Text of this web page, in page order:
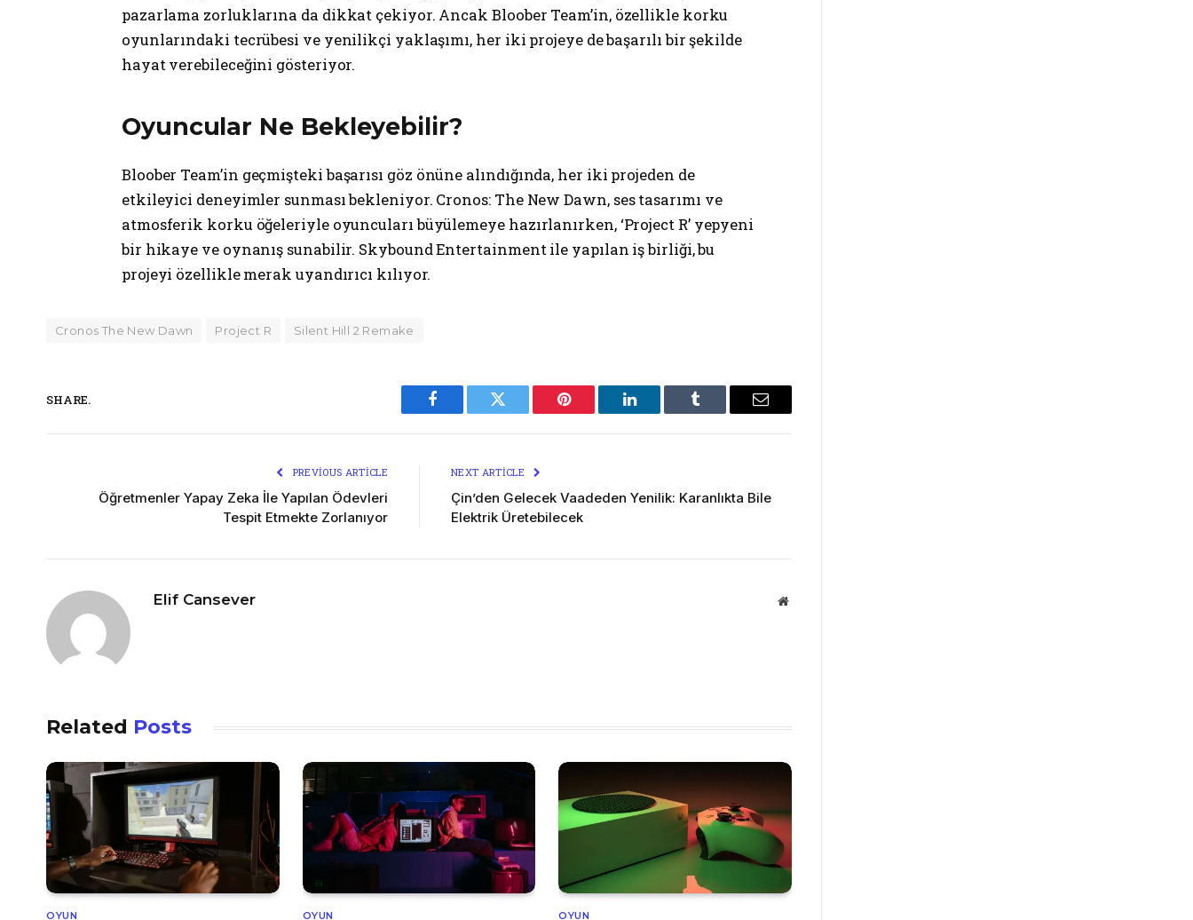
pazarlama zorluklarına da dikkat çekiyor. Ancak Bloober Team’in, özellikle korku
oyunlarındaki tecrübesi ve yenilikçi yaklaşımı, her iki projeye de başarılı bir şekilde
hayat verebileceğini gösteriyor.
Oyuncular Ne Bekleyebilir?
Bloober Team’in geçmişteki başarısı göz önüne alındığında, her iki projeden de
etkileyici deneyimler sunması bekleniyor. Cronos: The New Dawn, ses tasarımı ve
atmosferik korku öğeleriyle oyuncuları büyülemeye hazırlanırken, ‘Project R’ yepyeni
bir hikaye ve oynanış sunabilir. Skybound Entertainment ile yapılan iş birliği, bu
projeyi özellikle merak uyandırıcı kılıyor.
Cronos The New Dawn Project R Silent Hill 2 Remake
SHARE.
Facebook Twitter Pinterest LinkedIn Tumblr Email
PREVIOUS ARTICLE
Öğretmenler Yapay Zeka İle Yapılan Ödevleri
Tespit Etmekte Zorlanıyor
NEXT ARTICLE
Çin’den Gelecek Vaadeden Yenilik: Karanlıkta Bile
Elektrik Üretebilecek
Elif Cansever Website
Related Posts
OYUN OYUN OYUN